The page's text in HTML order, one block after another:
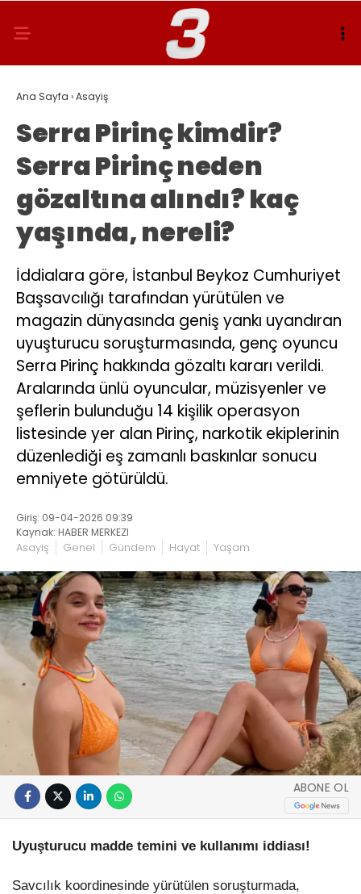
Ana Sayfa ›Asayiş
Serra Pirinç kimdir?
Serra Pirinç neden
gözaltına alındı? kaç
yaşında, nereli?
İddialara göre, İstanbul Beykoz Cumhuriyet
Başsavcılığı tarafından yürütülen ve
magazin dünyasında geniş yankı uyandıran
uyuşturucu soruşturmasında, genç oyuncu
Serra Pirinç hakkında gözaltı kararı verildi.
Aralarında ünlü oyuncular, müzisyenler ve
şeflerin bulunduğu 14 kişilik operasyon
listesinde yer alan Pirinç, narkotik ekiplerinin
düzenlediği eş zamanlı baskınlar sonucu
emniyete götürüldü.
Giriş: 09-04-2026 09:39
Kaynak: HABER MERKEZI
Asayiş Genel Gündem Hayat Yaşam
ABONE OL
Uyuşturucu madde temini ve kullanımı iddiası!
Savcılık koordinesinde yürütülen soruşturmada,